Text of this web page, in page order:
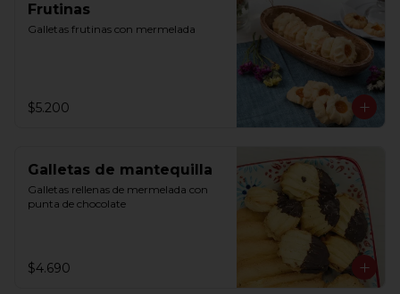
Frutinas
Galletas frutinas con mermelada
$5.200
Galletas de mantequilla
Galletas rellenas de mermelada con
punta de chocolate
$4.690